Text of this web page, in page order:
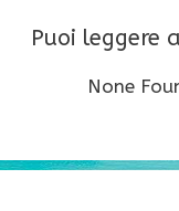
Puoi leggere
None